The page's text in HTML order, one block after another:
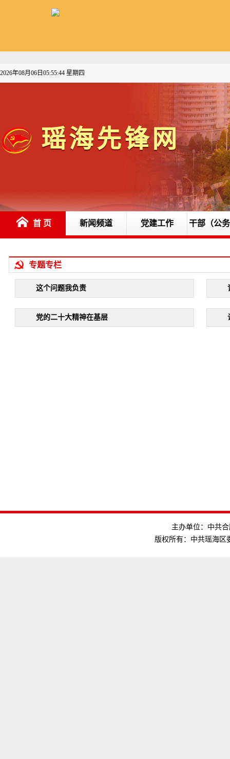
2026年08月06日05:55:44 星期四
瑶海先锋 网
首 页 新闻频道 党建工作 干部（公
专题专栏
这个问题我负责
党的二十大精神在基层
主办单位：中共
版权所有：中共瑶海区